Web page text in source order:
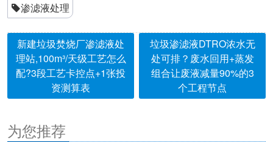
渗滤液处理
新建垃圾焚烧厂渗滤液处
理站,100m³/天级工艺怎么
配?3段工艺卡控点+1张投
资测算表
垃圾渗滤液DTRO浓水无
处可排？废水回用+蒸发
组合让废液减量90%的3
个工程节点
为您推荐